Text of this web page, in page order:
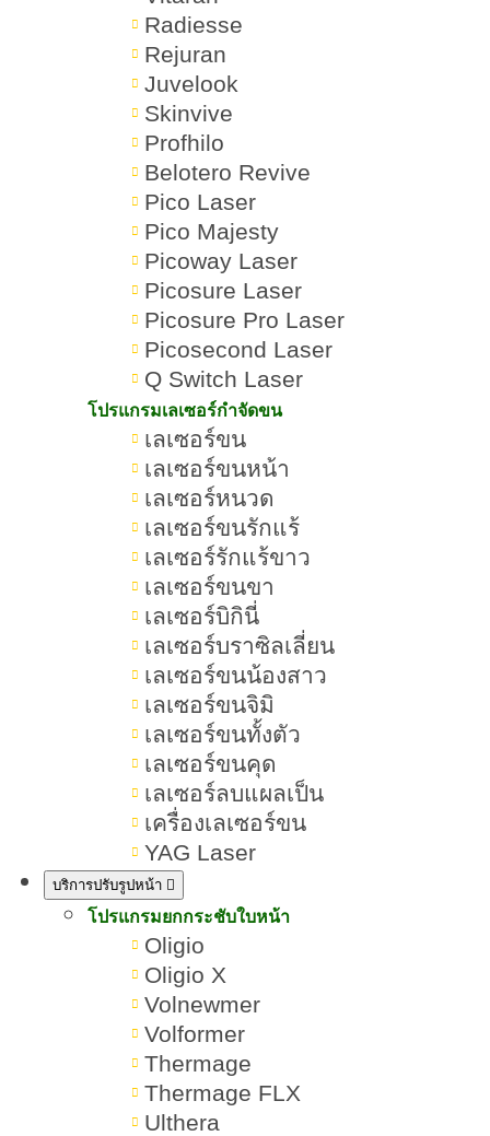
Radiesse
Rejuran
Juvelook
Skinvive
Profhilo
Belotero Revive
Pico Laser
Pico Majesty
Picoway Laser
Picosure Laser
Picosure Pro Laser
Picosecond Laser
Q Switch Laser
โปรแกรมเลเซอร์กำจัดขน
เลเซอร์ขน
เลเซอร์ขนหน้า
เลเซอร์หนวด
เลเซอร์ขนรักแร้
เลเซอร์รักแร้ขาว
เลเซอร์ขนขา
เลเซอร์บิกินี่
เลเซอร์บราซิลเลี่ยน
เลเซอร์ขนน้องสาว
เลเซอร์ขนจิมิ
เลเซอร์ขนทั้งตัว
เลเซอร์ขนคุด
เลเซอร์ลบแผลเป็น
เครื่องเลเซอร์ขน
YAG Laser
บริการปรับรูปหน้า
โปรแกรมยกกระชับใบหน้า
Oligio
Oligio X
Volnewmer
Volformer
Thermage
Thermage FLX
Ulthera
»
โปรแกรม
ยกกระชับ
ใบหน้า
»
อันตรายไหม มีหลักการ
ทำงานอย่างไร
สารบัญเนื้อหา Ultraformer III
Ultraformer III หัตถการยกกระชับ
ปรับรูปหน้า ลดริ้วรอยแบบไม่ต้อง
Ultraformer III คืออะไร อันตราย
Ultraformer III มีหลักการทำงาน
อย่างไร
Ultraformer III ช่วยอะไรบ้าง
Ultraformer III กับ Ultherapy ต่าง
กันอย่างไร
Ultraformer III เหมาะกับใครบ้าง
ข้อควรระวังในการทำ Ultraformer